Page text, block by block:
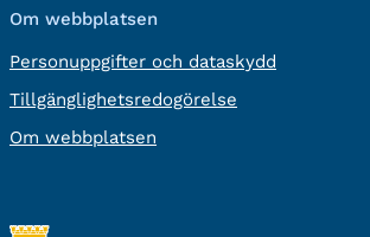
Om webbplatsen
Personuppgifter och dataskydd
Tillgänglighetsredogörelse
Om webbplatsen